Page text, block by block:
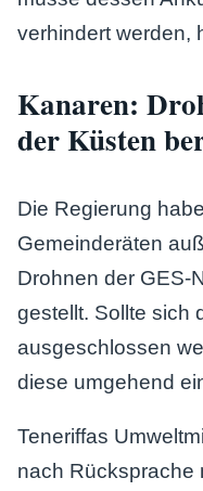
verhindert werden,
Kanaren:
der Küsten
Die Regierung
Gemeinderäten
Drohnen der GES-
gestellt. Sollte sich
ausgeschlossen
diese umgehend
Teneriffas
nach Rücksprache